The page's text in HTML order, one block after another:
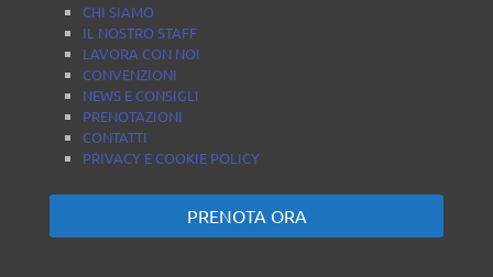
CHI SIAMO
IL NOSTRO STAFF
LAVORA CON NOI
CONVENZIONI
NEWS E CONSIGLI
PRENOTAZIONI
CONTATTI
PRIVACY E COOKIE POLICY
PRENOTA ORA